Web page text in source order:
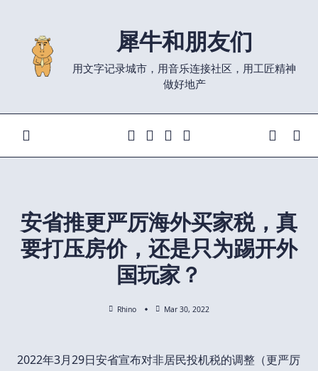
content
犀牛和朋友们
用文字记录城市，用音乐连接社区，用工匠精神
做好地产
安省推更严厉海外买家税，真
要打压房价，还是只为踢开外
国玩家？
Rhino Mar 30, 2022
2022年3月29日安省宣布对非居民投机税的调整（更严厉